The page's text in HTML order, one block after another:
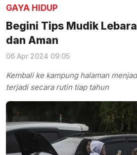
GAYA HIDUP
Begini Tips Mudik
dan Aman
06 Apr 2024 09:05
Kembali ke kampung halaman
terjadi secara rutin tiap tahun